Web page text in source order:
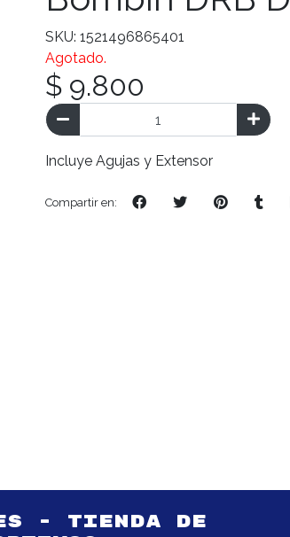
SKU: 1521496865401
Agotado.
$ 9.800
Incluye Agujas y Extensor
Compartir en:
- TIENDA DE